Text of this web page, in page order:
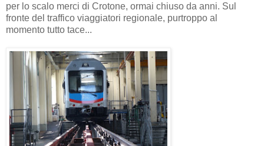
per lo scalo merci di Crotone, ormai chiuso da anni. Sul
fronte del traffico viaggiatori regionale, purtroppo al
momento tutto tace...